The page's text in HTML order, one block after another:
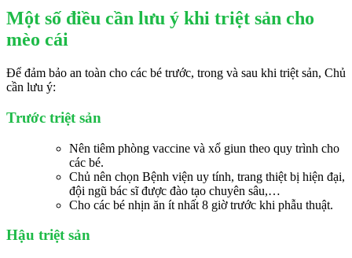
Một số điều cần lưu ý khi triệt sản cho
mèo cái
Để đảm bảo an toàn cho các bé trước, trong và sau khi triệt sản, Chủ
cần lưu ý:
Trước triệt sản
Nên tiêm phòng vaccine và xổ giun theo quy trình cho
các bé.
Chủ nên chọn Bệnh viện uy tính, trang thiệt bị hiện đại,
đội ngũ bác sĩ được đào tạo chuyên sâu,…
Cho các bé nhịn ăn ít nhất 8 giờ trước khi phẫu thuật.
Hậu triệt sản